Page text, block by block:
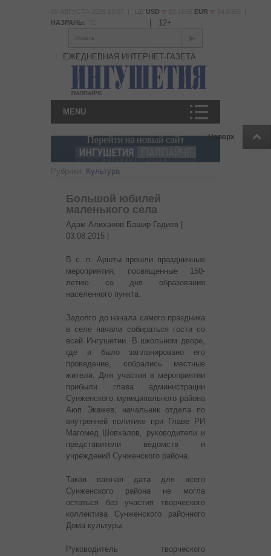
Наверх
USD EUR
НАЗРАНЬ:
12+
Искать
ЕЖЕДНЕВНАЯ ИНТЕРНЕТ-ГАЗЕТА
MENU
Рубрики: Культура
Большой юбилей
маленького села
Адам Алиханов Башир Гадиев |
03.08.2015
В с. п. Аршты прошли праздничные
мероприятия, посвященные 150-
летию со дня образования
населенного пункта.
Задолго до начала самого праздника
в селе начали собираться гости со
всей Ингушетии. В школьном дворе,
где и было запланировано его
проведение, собрались местные
жители. Для участия в мероприятии
прибыли глава администрации
Сунженского муниципального района
Аюп Экажев, начальник отдела по
внутренней политике при Главе РИ
Магомед Шовхалов, руководители и
представители ведомств и
учреждений Сунженского района.
Такая важная дата для всего
Сунженского района не могла
остаться без участия творческого
коллектива Сунженского районного
Дома культуры.
Руководитель творческого